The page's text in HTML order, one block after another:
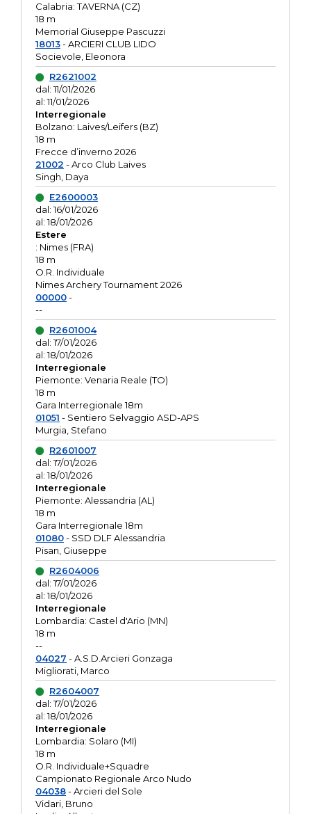
Calabria: TAVERNA (CZ)
18 m
Memorial Giuseppe Pascuzzi
18013- ARCIERI CLUB LIDO
Socievole, Eleonora
R2621002
dal: 11/01/2026
al: 11/01/2026
Interregionale
Bolzano: Laives/Leifers (BZ)
18 m
Frecce d’inverno 2026
21002 - Arco Club Laives
Singh, Daya
E2600003
dal: 16/01/2026
al: 18/01/2026
Estere
: Nimes (FRA)
18 m
O.R. Individuale
Nimes Archery Tournament 2026
00000-
--
R2601004
dal: 17/01/2026
al: 18/01/2026
Interregionale
Piemonte: Venaria Reale (TO)
18 m
Gara Interregionale 18m
01051 - Sentiero Selvaggio ASD-APS
Murgia, Stefano
R2601007
dal: 17/01/2026
al: 18/01/2026
Interregionale
Piemonte: Alessandria (AL)
18 m
Gara Interregionale 18m
01080- SSD DLF Alessandria
Pisan, Giuseppe
R2604006
dal: 17/01/2026
al: 18/01/2026
Interregionale
Lombardia: Castel d'Ario (MN)
18 m
--
04027 - A.S.D.Arcieri Gonzaga
Migliorati, Marco
R2604007
dal: 17/01/2026
al: 18/01/2026
Interregionale
Lombardia: Solaro (MI)
18 m
O.R. Individuale+Squadre
Campionato Regionale Arco Nudo
04038- Arcieri del Sole
Vidari, Bruno